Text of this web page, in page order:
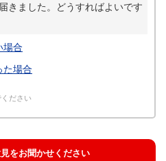
きました。どうすればよいです
場合
た場合
ださい
をお聞かせください